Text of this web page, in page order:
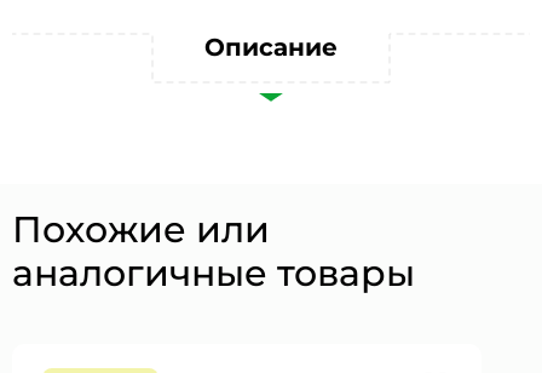
Описание
Похожие или
аналогичные товары